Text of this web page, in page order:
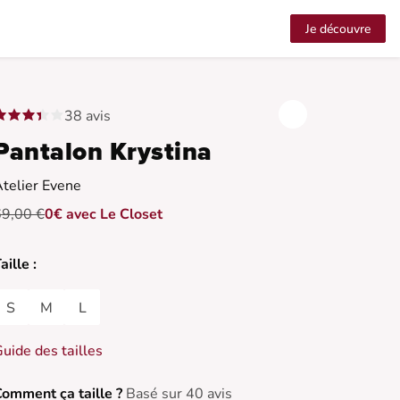
Je découvre
38 avis
Krystina
Evene
€0€ avec Le Closet
:
S M L
des tailles
ça taille ? Basé sur 40 avis